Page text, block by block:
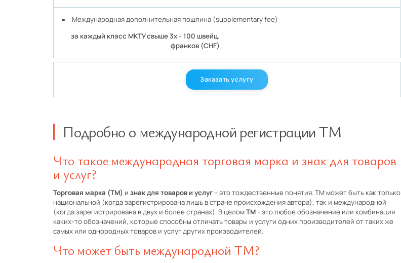
Международная дополнительная пошлина (supplementary fee)
за каждый класс МКТУ свыше 3х - 100 швейц.
франков (CHF)
Заказать услугу
Подробно о международной регистрации ТМ
Что такое международная торговая марка и знак для товаров
и услуг?
Торговая марка (ТМ) и знак для товаров и услуг – это тождественные понятия. ТМ может быть как только
национальной (когда зарегистрирована лишь в стране происхождения автора), так и международной
(когда зарегистрирована в двух и более странах). В целомТМ - это любое обозначение или комбинация
каких-то обозначений, которые способны отличать товары и услуги одних производителей от таких же
самых или однородных товаров и услуг других производителей.
Что может быть международной ТМ?